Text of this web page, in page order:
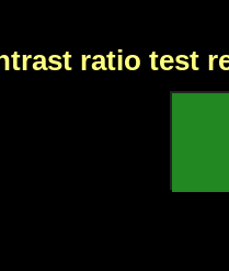
ratio test